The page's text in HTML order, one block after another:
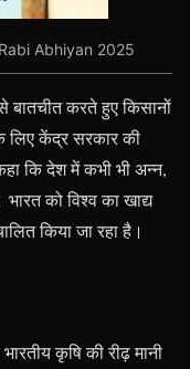
Abhiyan 2025
बातचीत करते हुए किसानों
लिए केंद्र सरकार की
कि देश में कभी भी अन्न,
को विश्व का खाद्य
किया जा रहा है।
कृषि की रीढ़ मानी